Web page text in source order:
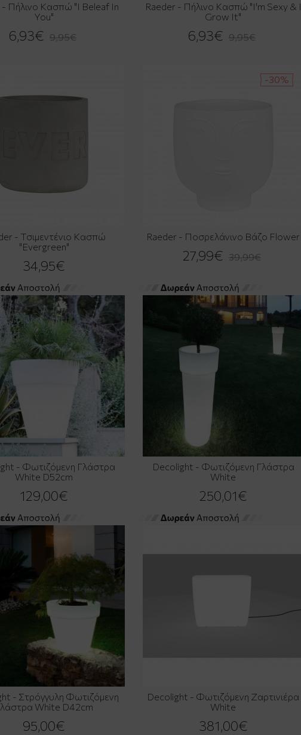
- Πήλινο Κασπώ "I Beleaf In
You"
6,93€ 9,95€
Raeder - Πήλινο Κασπώ "I'm Sexy & I
Grow It"
6,93€ 9,95€
- Τσιμεντένιο Κασπώ
"Evergreen"
34,95€
-30%
Raeder - Ποσρελάνινο Βάζο Flower
27,99€ 39,99€
- Φωτιζόμενη Γλάστρα
White D52cm
129,00€
Decolight - Φωτιζόμενη Γλάστρα
White
250,01€
- Στρόγγυλη Φωτιζόμενη
White D42cm
95,00€
Decolight - Φωτιζόμενη Ζαρτινιέρα
White
381,00€